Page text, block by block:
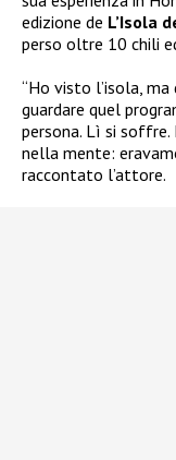
edizione de L’Isola
perso oltre 10 chili
“Ho visto l’isola, ma
guardare quel
persona. Lì si
nella mente:
raccontato l’attore.